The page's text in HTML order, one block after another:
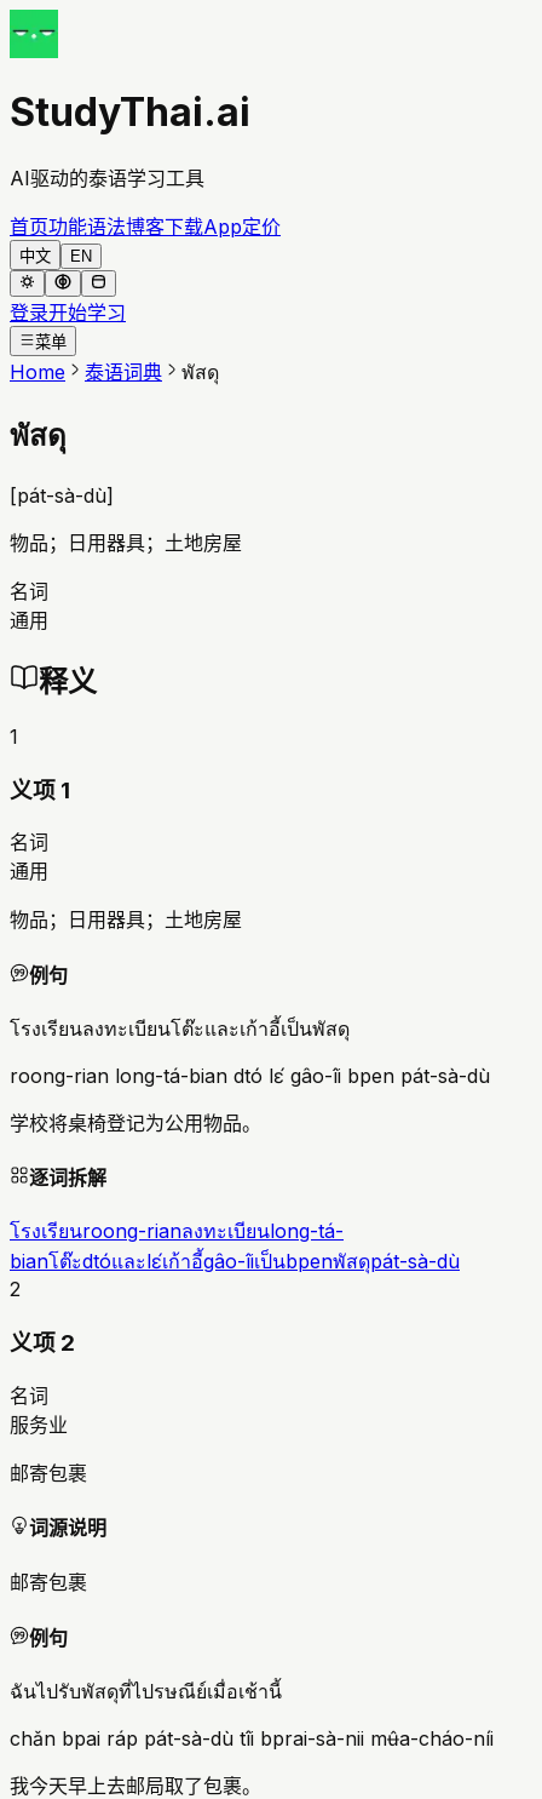
StudyThai.ai
AI驱动的泰语学习工具
首页功能语法博客下载App定价
中文 EN
登录开始学习
菜单
Home 泰语词典 พัสดุ
พัสดุ
[pát-sà-dù]
物品；日用器具；土地房屋
名词
通用
释义
1
义项 1
名词
通用
物品；日用器具；土地房屋
例句
โรงเรียนลงทะเบียนโต๊ะและเก้าอี้เป็นพัสดุ
roong-rian long-tá-bian dtó lɛ́ gâo-îi bpen pát-sà-dù
学校将桌椅登记为公用物品。
逐词拆解
โรงเรียนroong-rianลงทะเบียนlong-tá-
bianโต๊ะdtóและlɛ́เก้าอี้gâo-îiเป็นbpenพัสดุpát-sà-dù
2
义项 2
名词
服务业
邮寄包裹
词源说明
邮寄包裹
例句
ฉันไปรับพัสดุที่ไปรษณีย์เมื่อเช้านี้
chǎn bpai ráp pát-sà-dù tîi bprai-sà-nii mʉ̂a-cháo-níi
我今天早上去邮局取了包裹。